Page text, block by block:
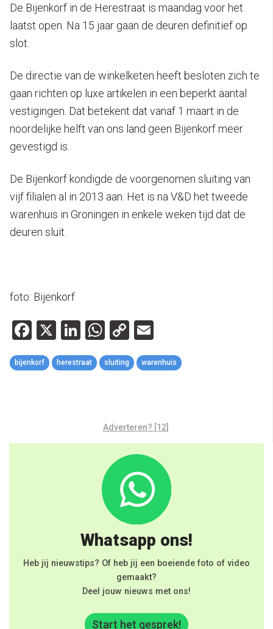
De Bijenkorf in de Herestraat is maandag voor het
laatst open. Na 15 jaar gaan de deuren definitief op
slot.
De directie van de winkelketen heeft besloten zich te
gaan richten op luxe artikelen in een beperkt aantal
vestigingen. Dat betekent dat vanaf 1 maart in de
noordelijke helft van ons land geen Bijenkorf meer
gevestigd is.
De Bijenkorf kondigde de voorgenomen sluiting van
vijf filialen al in 2013 aan. Het is na V&D het tweede
warenhuis in Groningen in enkele weken tijd dat de
deuren sluit.
foto: Bijenkorf
Facebook
X LinkedIn
WhatsApp
Copy
Link
bijenkorf herestraat sluiting warenhuis
Adverteren? [12]
Whatsapp ons!
Heb jij nieuwstips? Of heb jij een boeiende foto of video
gemaakt?
Deel jouw nieuws met ons!
Start het gesprek!